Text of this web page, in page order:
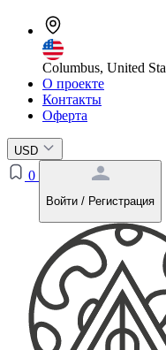
Columbus, United
О проекте
Контакты
Оферта
USD
0
Войти / Регистрация